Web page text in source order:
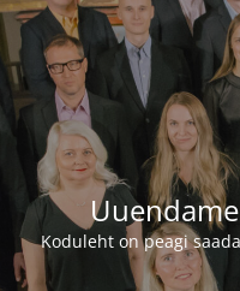
Koduleht on peagi